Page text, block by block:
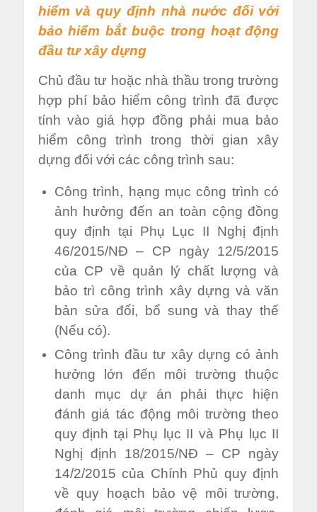
hiểm và quy định nhà nước đối với
bảo hiểm bắt buộc trong hoạt động
đầu tư xây dựng
Chủ đầu tư hoặc nhà thầu trong trường
hợp phí bảo hiểm công trình đã được
tính vào giá hợp đồng phải mua bảo
hiểm công trình trong thời gian xây
dựng đối với các công trình sau:
Công trình, hạng mục công trình có
ảnh hưởng đến an toàn cộng đồng
quy định tại Phụ Lục II Nghị định
46/2015/NĐ – CP ngày 12/5/2015
của CP về quản lý chất lượng và
bảo trì công trình xây dựng và văn
bản sửa đổi, bổ sung và thay thế
(Nếu có).
Công trình đầu tư xây dựng có ảnh
hưởng lớn đến môi trường thuộc
danh mục dự án phải thực hiện
đánh giá tác động môi trường theo
quy định tại Phụ lục II và Phụ lục II
Nghị định 18/2015/NĐ – CP ngày
14/2/2015 của Chính Phủ quy định
về quy hoạch bảo vệ môi trường,